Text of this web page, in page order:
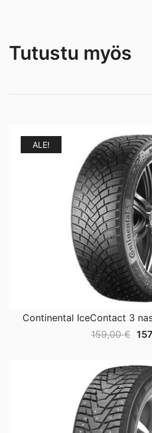
Tutustu myös
ALE!
Continental IceContact 3
159,00€
oli: